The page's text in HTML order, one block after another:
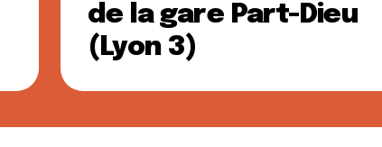
de la gare Part-Dieu
(Lyon 3)